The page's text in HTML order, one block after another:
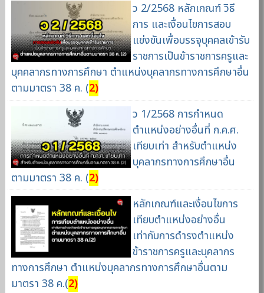
ว 2/2568 หลักเกณฑ์ วิธี
การ และเงื่อนไขการสอบ
แข่งขันเพื่อบรรจุบุคคลเข้ารับ
ราชการเป็นข้าราชการครูและ
บุคคลากรทางการศึกษา ตำแหน่งบุคลากรทางการศึกษาอื่น
ตามมาตรา 38 ค. (2)
ว 1/2568 การกำหนด
ตำแหน่งอย่างอื่นที่ ก.ค.ศ.
เทียบเท่า สำหรับตำแหน่ง
บุคลากรทางการศึกษาอื่น
ตามมาตรา 38 ค. (2)
หลักเกณฑ์และเงื่อนไขการ
เทียบตำแหน่งอย่างอื่น
เท่ากับการดำรงตำแหน่ง
ข้าราชการครูและบุคลากร
ทางการศึกษา ตำแหน่งบุคลากรทางการศึกษาอื่นตาม
มาตรา 38 ค.(2)